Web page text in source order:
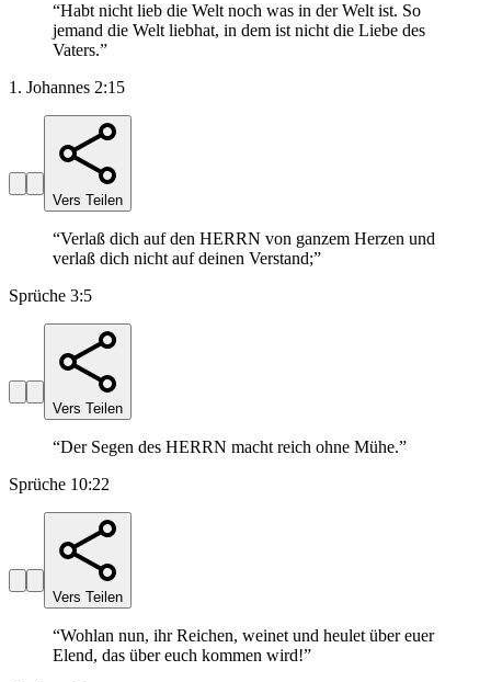
“Habt nicht lieb die Welt noch was in der Welt ist. So
jemand die Welt liebhat, in dem ist nicht die Liebe des
Vaters.”
1. Johannes 2:15
Vers Teilen
“Verlaß dich auf den HERRN von ganzem Herzen und
verlaß dich nicht auf deinen Verstand;”
Sprüche 3:5
Vers Teilen
“Der Segen des HERRN macht reich ohne Mühe.”
Sprüche 10:22
Vers Teilen
“Wohlan nun, ihr Reichen, weinet und heulet über euer
Elend, das über euch kommen wird!”